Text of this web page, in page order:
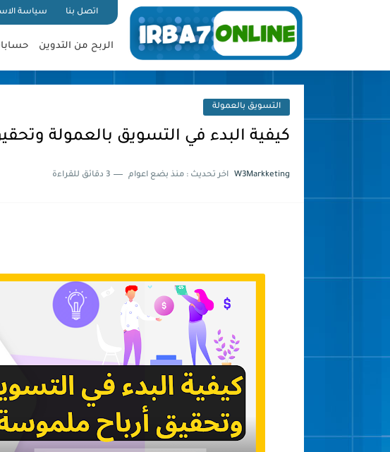
اتصل بنا سياسة
الربح من التدوين
التسويق بالعمولة
كيفية البدء في التسويق بالعمولة
W3Markketing اخر تحديث : منذ بضع اعوام 3 دقائق للقراءة